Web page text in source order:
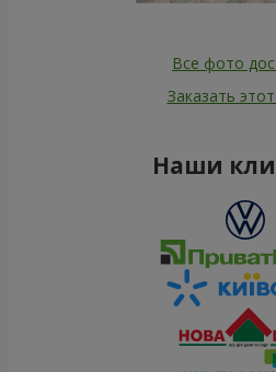
Все фото
Заказать
Наши